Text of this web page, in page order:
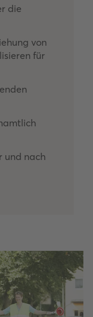
die
von
für
und nach